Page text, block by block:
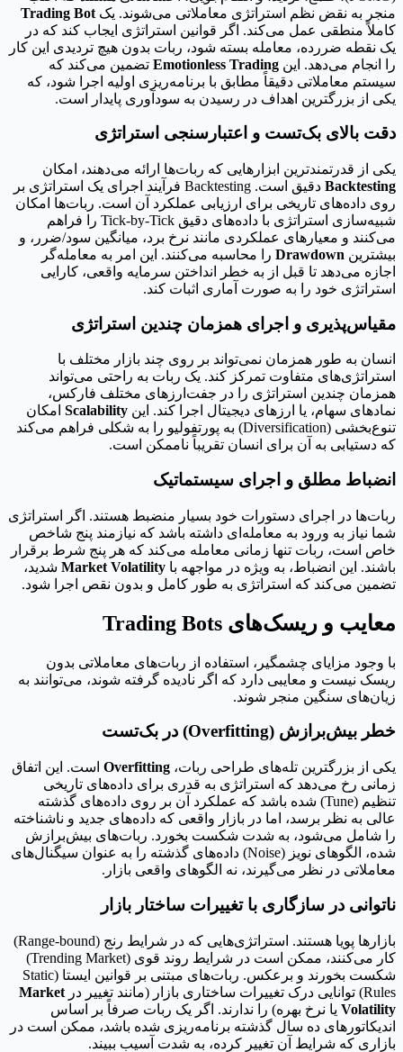
منجر به نقض نظم استراتژی معاملاتی می‌شوند. یک Trading Bot
کاملاً منطقی عمل می‌کند. اگر قوانین استراتژی ایجاب کند که در
یک نقطه ضررده، معامله بسته شود، ربات بدون هیچ تردیدی این کار
را انجام می‌دهد. این Emotionless Trading تضمین می‌کند که
سیستم معاملاتی دقیقاً مطابق با برنامه‌ریزی اولیه اجرا شود، که
یکی از بزرگترین اهداف در رسیدن به سودآوری پایدار است.
دقت بالای بک‌تست و اعتبارسنجی استراتژی
یکی از قدرتمندترین ابزارهایی که ربات‌ها ارائه می‌دهند، امکان
Backtesting
دقیق است. Backtesting فرآیند اجرای یک استراتژی بر
روی داده‌های تاریخی برای ارزیابی عملکرد آن است. ربات‌ها امکان
شبیه‌سازی استراتژی با داده‌های دقیق Tick-by-Tick را فراهم
می‌کنند و معیارهای عملکردی مانند نرخ برد، میانگین سود/ضرر، و
بیشترین Drawdown را محاسبه می‌کنند. این امر به معامله‌گر
اجازه می‌دهد تا قبل از به خطر انداختن سرمایه واقعی، کارایی
استراتژی خود را به صورت آماری اثبات کند.
مقیاس‌پذیری و اجرای همزمان چندین استراتژی
انسان به طور همزمان نمی‌تواند بر روی چند بازار مختلف با
استراتژی‌های متفاوت تمرکز کند. یک ربات به راحتی می‌تواند
همزمان چندین استراتژی را در جفت‌ارزهای مختلف فارکس،
نمادهای سهام، یا ارزهای دیجیتال اجرا کند. این Scalability امکان
تنوع‌بخشی (Diversification) به پورتفولیو را به شکلی فراهم می‌کند
که دستیابی به آن برای انسان تقریباً ناممکن است.
انضباط مطلق و اجرای سیستماتیک
ربات‌ها در اجرای دستورات خود بسیار منضبط هستند. اگر استراتژی
شما نیاز به ورود به معامله‌ای داشته باشد که نیازمند پنج شاخص
خاص است، ربات تنها زمانی معامله می‌کند که هر پنج شرط برقرار
باشند. این انضباط، به ویژه در مواجهه با Market Volatility شدید،
تضمین می‌کند که استراتژی به طور کامل و بدون نقص اجرا شود.
معایب و ریسک‌های Trading Bots
با وجود مزایای چشمگیر، استفاده از ربات‌های معاملاتی بدون
ریسک نیست و معایبی دارد که اگر نادیده گرفته شوند، می‌توانند به
زیان‌های سنگین منجر شوند.
خطر بیش‌برازش (Overfitting) در بک‌تست
یکی از بزرگترین تله‌های طراحی ربات، Overfitting است. این اتفاق
زمانی رخ می‌دهد که استراتژی به قدری برای داده‌های تاریخی
تنظیم (Tune) شده باشد که عملکرد آن بر روی داده‌های گذشته
عالی به نظر برسد، اما در بازار واقعی که داده‌های جدید و ناشناخته
را شامل می‌شود، به شدت شکست بخورد. ربات‌های بیش‌برازش
شده، الگوهای نویز (Noise) داده‌های گذشته را به عنوان سیگنال‌های
معاملاتی در نظر می‌گیرند، نه الگوهای واقعی بازار.
ناتوانی در سازگاری با تغییرات ساختار بازار
بازارها پویا هستند. استراتژی‌هایی که در شرایط رنج (Range-bound)
کار می‌کنند، ممکن است در شرایط روند قوی (Trending Market)
شکست بخورند و برعکس. ربات‌های مبتنی بر قوانین ایستا (Static
Rules) توانایی درک تغییرات ساختاری بازار (مانند تغییر در
Market
Volatility یا نرخ بهره) را ندارند. اگر یک ربات صرفاً بر اساس
اندیکاتورهای ده سال گذشته برنامه‌ریزی شده باشد، ممکن است در
بازاری که شرایط آن تغییر کرده، به شدت آسیب ببیند.